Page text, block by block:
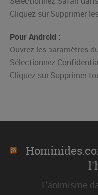
Cliquez sur Supprimer
Pour Android :
Ouvrez les paramètres
Sélectionnez
Cliquez sur Supprimer
L’animisme